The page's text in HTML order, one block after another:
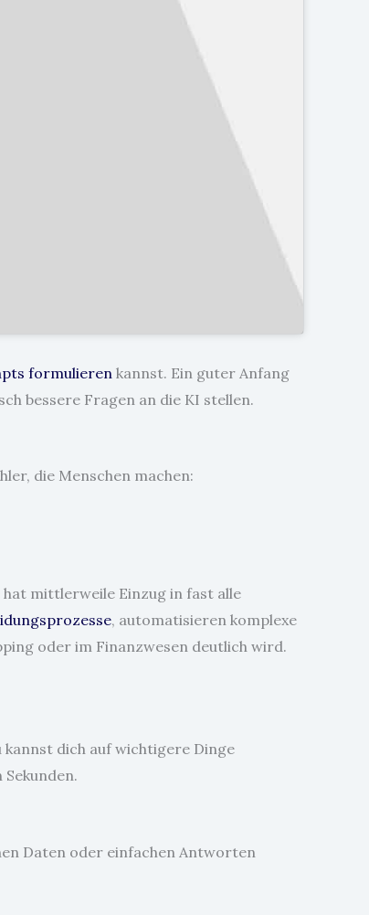
formulieren kannst. Ein guter Anfang
bessere Fragen an die KI stellen.
die Menschen machen:
mittlerweile Einzug in fast alle
, automatisieren komplexe
oder im Finanzwesen deutlich wird.
dich auf wichtigere Dinge
Daten oder einfachen Antworten